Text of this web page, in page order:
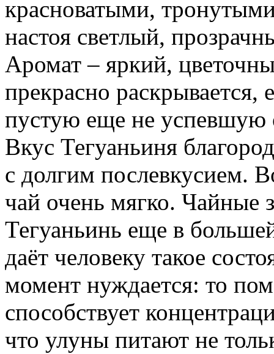
красноватыми,
настоя светлый,
Аромат – яркий,
прекрасно раскрывается,
пустую еще не успевшую
Вкус Тегуаньиня
с долгим послевкусием.
чай очень мягко. Чайные
Тегуаньинь еще в
даёт человеку такое
момент нуждается: то
способствует
что улуны питают не